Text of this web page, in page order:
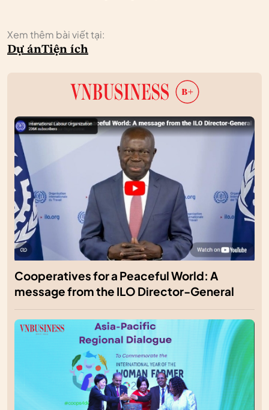
Xem thêm bài viết tại:
Dự ánTiện ích
Cooperatives for a Peaceful World: A
message from the ILO Director-General